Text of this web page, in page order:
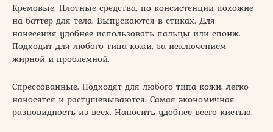
Кремовые. Плотные средства, по консистенции похожие
на баттер для тела. Выпускаются в стиках. Для
нанесения удобнее использовать пальцы или спонж.
Подходит для любого типа кожи, за исключением
жирной и проблемной.
Спрессованные. Подходят для любого типа кожи, легко
наносятся и растушевываются. Самая экономичная
разновидность из всех. Наносить удобнее всего кистью.